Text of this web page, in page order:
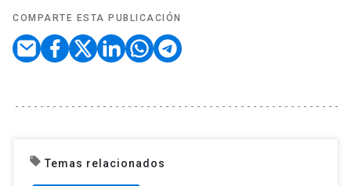
COMPARTE ESTA PUBLICACIÓN
local_offer Temas relacionados